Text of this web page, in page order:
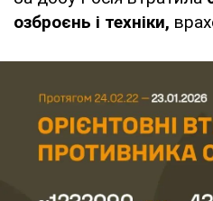
озброєнь і техніки,